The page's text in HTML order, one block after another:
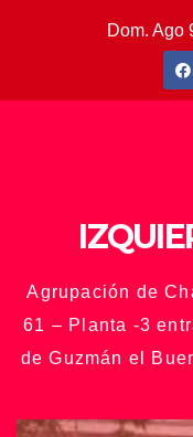
Dom. Ago
Agrupación de
61 – Planta -3
de Guzmán el